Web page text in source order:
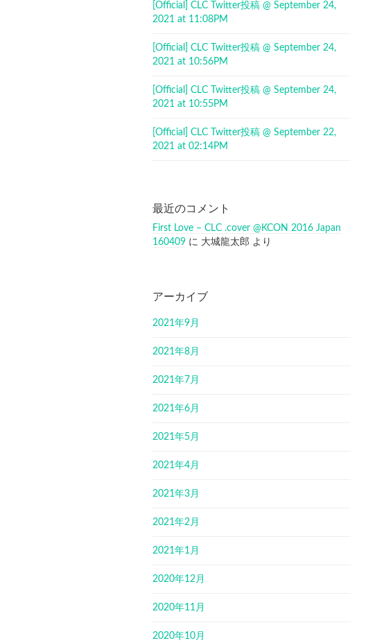
[Official] CLC Twitter投稿 @ September 24,
2021 at 11:08PM
[Official] CLC Twitter投稿 @ September 24,
2021 at 10:56PM
[Official] CLC Twitter投稿 @ September 24,
2021 at 10:55PM
[Official] CLC Twitter投稿 @ September 22,
2021 at 02:14PM
最近のコメント
First Love – CLC .cover @KCON 2016 Japan
160409 に 大城龍太郎 より
アーカイブ
2021年9月
2021年8月
2021年7月
2021年6月
2021年5月
2021年4月
2021年3月
2021年2月
2021年1月
2020年12月
2020年11月
2020年10月